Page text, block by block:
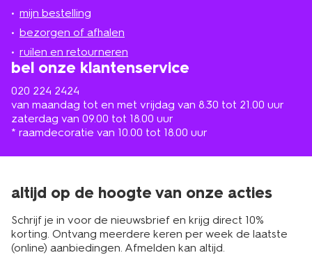
mijn bestelling
bezorgen of afhalen
ruilen en retourneren
bel onze klantenservice
020 224 2424
van maandag tot en met vrijdag van 8.30 tot 21.00 uur
zaterdag van 09.00 tot 18.00 uur
* raamdecoratie van 10.00 tot 18.00 uur
in
de
buurt
altijd op de hoogte van onze acties
Schrijf je in voor de nieuwsbrief en krijg direct 10%
korting. Ontvang meerdere keren per week de laatste
(online) aanbiedingen. Afmelden kan altijd.